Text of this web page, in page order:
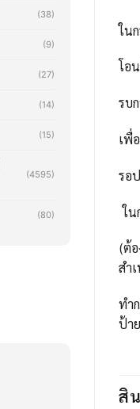
(38)
(9)
(27)
(14)
(15)
(4595)
(80)
ใน
โอ
รบ
เพื่
รอ
ใน
(ต้
สำ
ทำ
ป้า
สิ